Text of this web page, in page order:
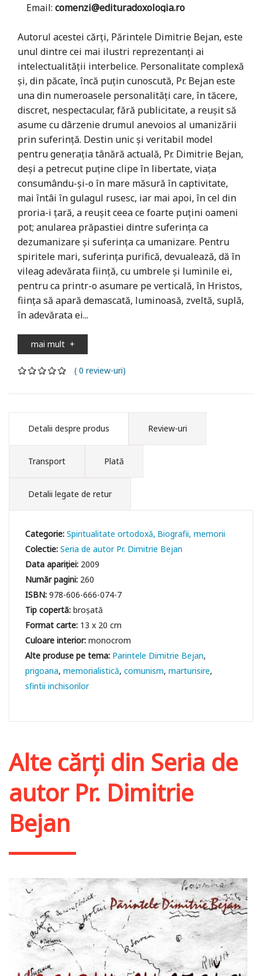
Email: comenzi@edituradoxologia.ro
Autorul acestei cărţi, Părintele Dimitrie Bejan, este
unul dintre cei mai ilustri reprezentanţi ai
intelectualităţii interbelice. Personalitate complexă
şi, din păcate, încă puţin cunoscută, Pr. Bejan este
una din numeroasele personalităţi care, în tăcere,
discret, nespectacular, fără publicitate, a reuşit să
asume cu dârzenie drumul anevoios al umanizării
prin suferinţă. Destin unic şi veritabil model
pentru generaţia tânără actuală, Pr. Dimitrie Bejan,
deşi a petrecut puţine clipe în libertate, viaţa
consumându-şi-o în mare măsură în captivitate,
mai întâi în gulagul rusesc, iar mai apoi, în cel din
proria-i ţară, a reuşit ceea ce foarte puţini oameni
pot; anularea prăpastiei dintre suferinţa ca
dezumanizare şi suferinţa ca umanizare. Pentru
spiritele mari, suferinţa purifică, devualează, dă în
vileag adevărata fiinţă, cu umbrele şi luminile ei,
pentru ca printr-o asumare pe verticală, în Hristos,
fiinţa să apară demascată, luminoasă, zveltă, suplă,
în adevărata ei...
mai mult +
( 0 review-uri)
Detalii despre produs Review-uri
Transport Plată
Detalii legate de retur
Categorie:Spiritualitate ortodoxă Biografii, memorii
Colectie:Seria de autor Pr. Dimitrie Bejan
Data apariției: 2009
Număr pagini: 260
ISBN:978-606-666-074-7
Tip copertă:broșată
Format carte: 13 x 20 cm
Culoare interior:monocrom
Parintele Dimitrie Bejan
prigoana memorialistică comunism marturisire
sfintii inchisorilor
Alte cărți din Seria de
autor Pr. Dimitrie
Bejan